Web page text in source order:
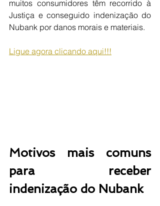
muitos consumidores têm recorrido à
Justiça e conseguido indenização do
Nubank por danos morais e materiais.
Ligue agora clicando aqui!!!
Motivos mais comuns
para receber
indenização do Nubank